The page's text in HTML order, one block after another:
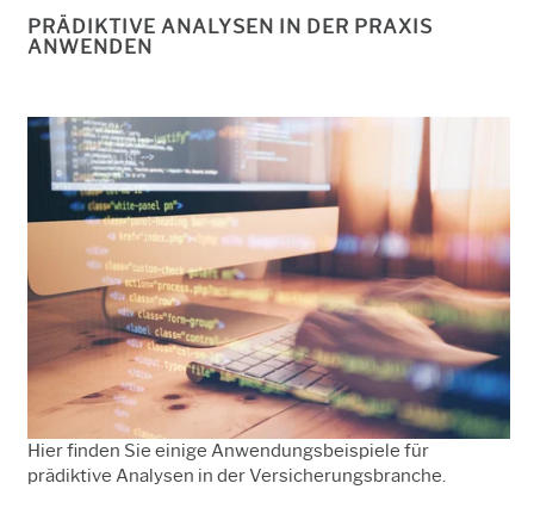
PRÄDIKTIVE ANALYSEN IN DER PRAXIS
ANWENDEN
Hier finden Sie einige Anwendungsbeispiele für
prädiktive Analysen in der Versicherungsbranche.